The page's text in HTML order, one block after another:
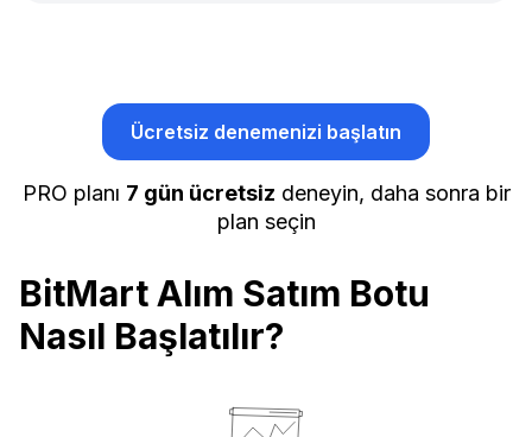
Ücretsiz denemenizi başlatın
PRO planı 7 gün ücretsiz deneyin, daha sonra bir
plan seçin
BitMart Alım Satım Botu
Nasıl Başlatılır?